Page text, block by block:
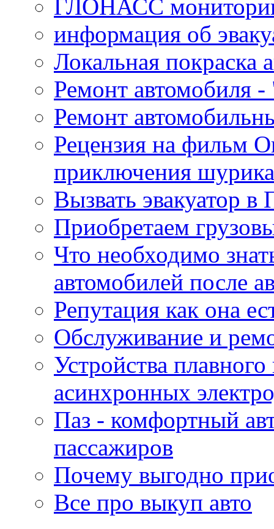
ГЛОНАСС
информация об
Локальная покраска
Ремонт автомобиля -
Ремонт
Рецензия на фильм
приключения шурика
Вызвать эвакуатор в
Приобретаем
Что необходимо
автомобилей после
Репутация как она
Обслуживание и
Устройства
асинхронных
Паз - комфортный
пассажиров
Почему выгодно
Все про выкуп авто